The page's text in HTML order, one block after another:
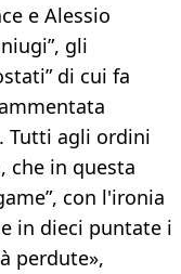
e Alessio
gli
di cui fa
Tutti agli ordini
che in questa
con l'ironia
in dieci puntate i
perdute»,